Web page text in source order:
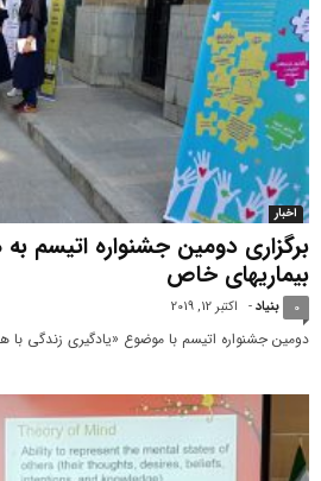
اخبار
برگزاری دومین جشنواره اتیسم
بیماری‎های خاص
بنیاد- اکتبر 12, 2019 0
دومین جشنواره اتیسم با موضوع «یادگیری زندگی با‎ هم» شنبه 25 آبان از سوی...